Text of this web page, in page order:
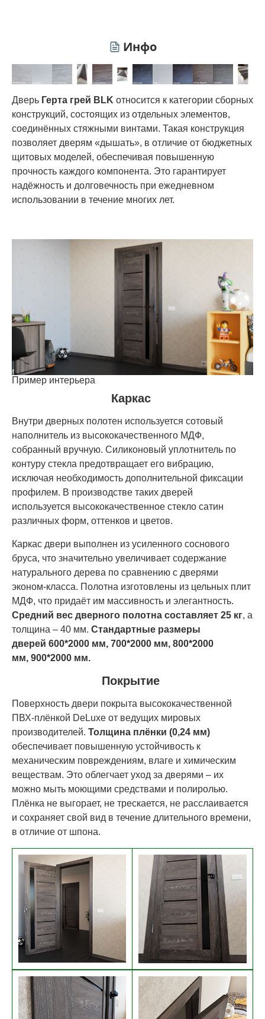
Инфо
Дверь Герта грей BLK относится к категории сборных
конструкций, состоящих из отдельных элементов,
соединённых стяжными винтами. Такая конструкция
позволяет дверям «дышать», в отличие от бюджетных
щитовых моделей, обеспечивая повышенную
прочность каждого компонента. Это гарантирует
надёжность и долговечность при ежедневном
использовании в течение многих лет.
Пример интерьера
Каркас
Внутри дверных полотен используется сотовый
наполнитель из высококачественного МДФ,
собранный вручную. Силиконовый уплотнитель по
контуру стекла предотвращает его вибрацию,
исключая необходимость дополнительной фиксации
профилем. В производстве таких дверей
используется высококачественное стекло сатин
различных форм, оттенков и цветов.
Каркас двери выполнен из усиленного соснового
бруса, что значительно увеличивает содержание
натурального дерева по сравнению с дверями
эконом-класса. Полотна изготовлены из цельных плит
МДФ, что придаёт им массивность и элегантность.
Средний вес дверного полотна составляет 25 кг, а
толщина – 40 мм. Стандартные размеры
дверей 600*2000 мм, 700*2000 мм, 800*2000
мм, 900*2000 мм.
Покрытие
Поверхность двери покрыта высококачественной
ПВХ-плёнкой DeLuxe от ведущих мировых
производителей. Толщина плёнки (0,24 мм)
обеспечивает повышенную устойчивость к
механическим повреждениям, влаге и химическим
веществам. Это облегчает уход за дверями – их
можно мыть моющими средствами и полиролью.
Плёнка не выгорает, не трескается, не расслаивается
и сохраняет свой вид в течение длительного времени,
в отличие от шпона.